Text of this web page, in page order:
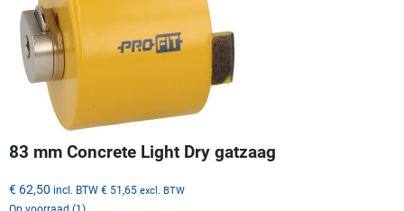
83 mm Concrete Light Dry gatzaag
€ 62,50 incl. BTW € 51,65 excl. BTW